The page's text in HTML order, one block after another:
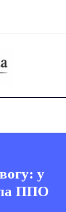
у
ППО